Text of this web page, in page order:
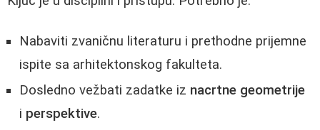
Nabaviti zvaničnu literaturu i prethodne prijemne
ispite sa arhitektonskog fakulteta.
Dosledno vežbati zadatke iz nacrtne geometrije
i perspektive.